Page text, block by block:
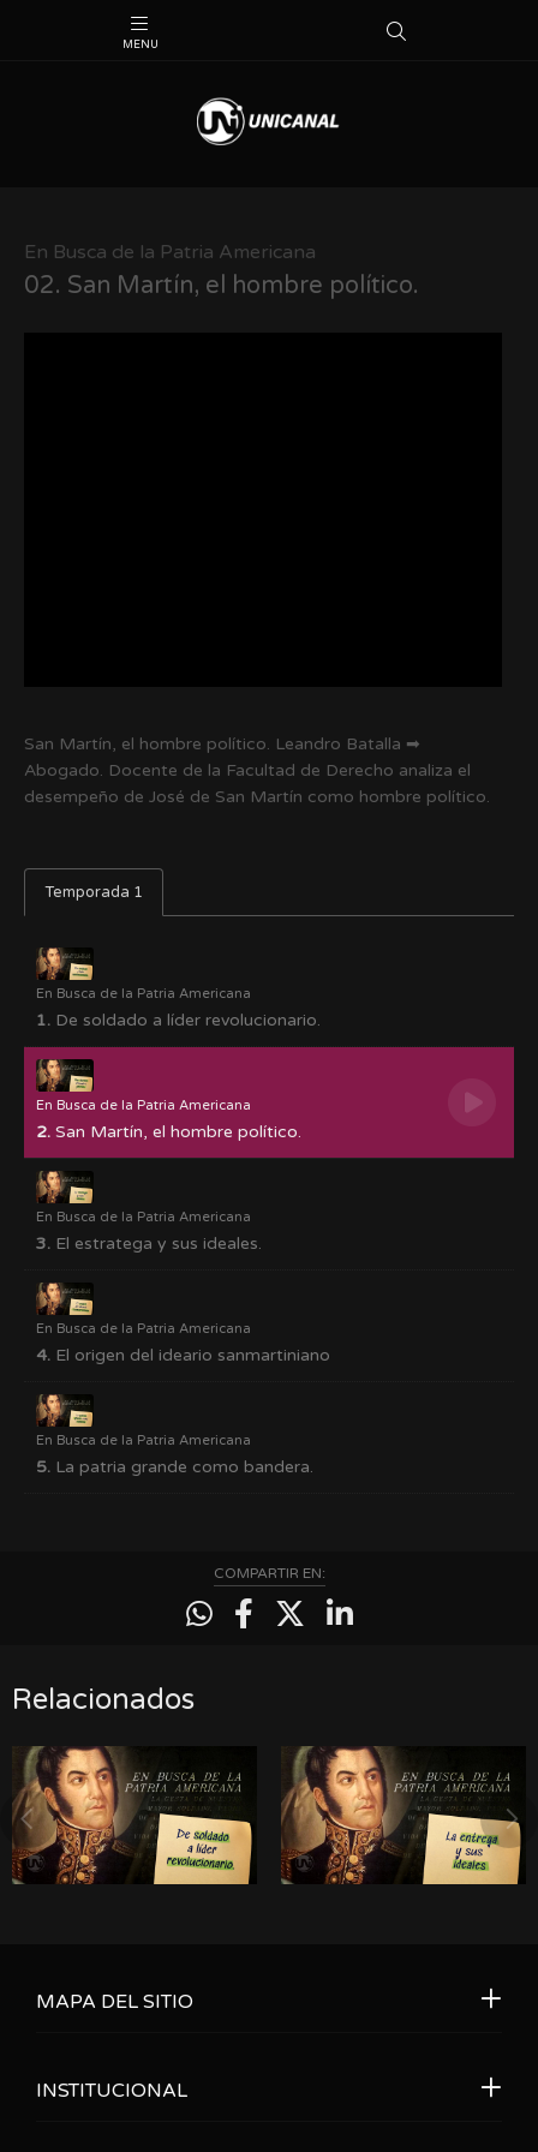
En Busca de la Patria Americana
02. San Martín, el hombre político.
San Martín, el hombre político. Leandro Batalla ➡
Abogado. Docente de la Facultad de Derecho analiza el
desempeño de José de San Martín como hombre político.
Temporada 1
En Busca de la Patria Americana
1. De soldado a líder revolucionario.
En Busca de la Patria Americana
2. San Martín, el hombre político.
En Busca de la Patria Americana
3. El estratega y sus ideales.
En Busca de la Patria Americana
4. El origen del ideario sanmartiniano
En Busca de la Patria Americana
5. La patria grande como bandera.
COMPARTIR EN:
Relacionados
MAPA DEL SITIO
INSTITUCIONAL